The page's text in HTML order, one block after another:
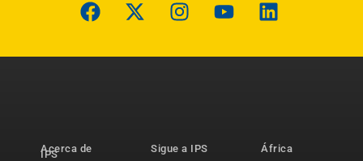
Acerca de
IPS
Sigue a IPS
África